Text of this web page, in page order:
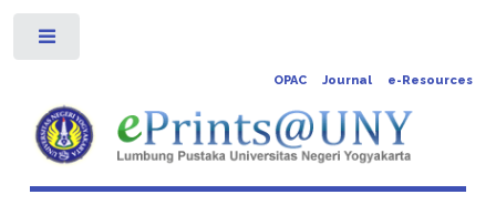
OPAC Journal e-Resources